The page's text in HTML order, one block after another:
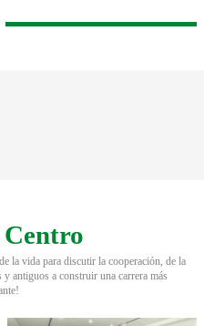
Centro
la vida para discutir la cooperación, de la
antiguos a construir una carrera más